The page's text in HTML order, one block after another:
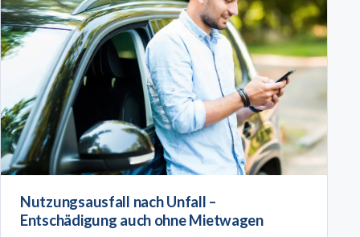
Nutzungsausfall nach Unfall –
Entschädigung auch ohne Mietwagen